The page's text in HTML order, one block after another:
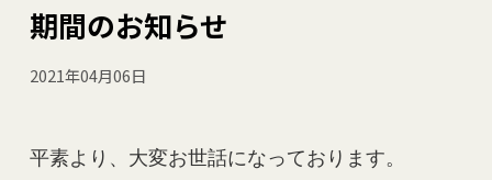
期間のお知らせ
2021年04月06日
平素より、大変お世話になっております。